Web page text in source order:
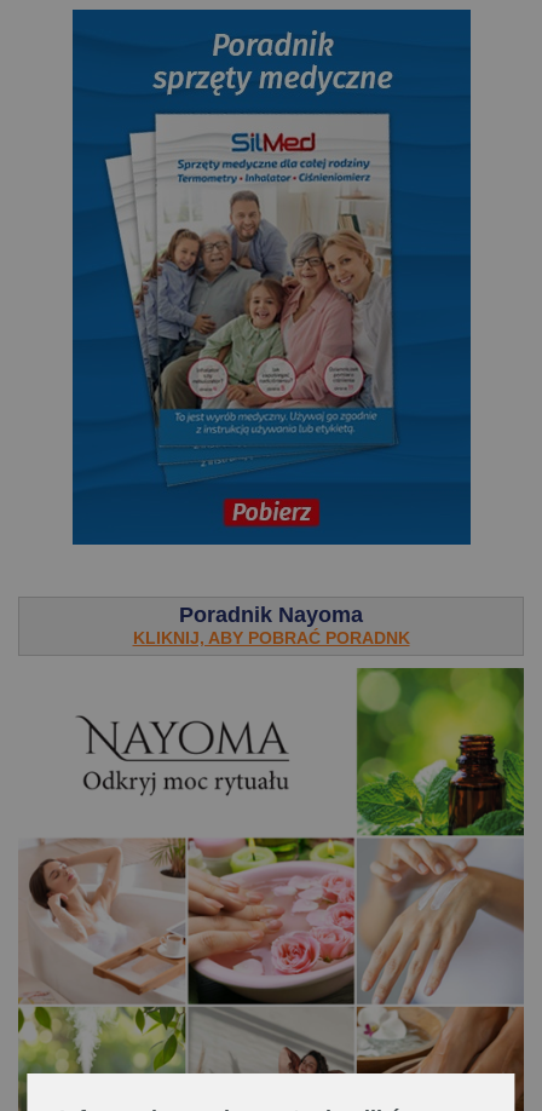
Poradnik Nayoma
KLIKNIJ, ABY POBRAĆ PORADNK